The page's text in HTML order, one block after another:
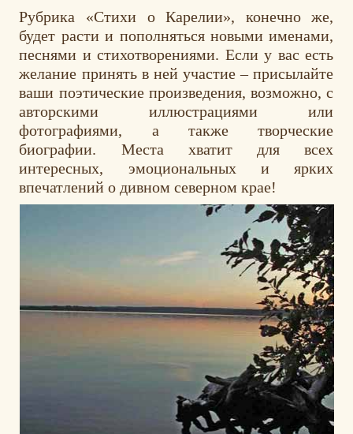
Рубрика «Стихи о Карелии», конечно же,
будет расти и пополняться новыми именами,
песнями и стихотворениями. Если у вас есть
желание принять в ней участие – присылайте
ваши поэтические произведения, возможно, с
авторскими иллюстрациями или
фотографиями, а также творческие
биографии. Места хватит для всех
интересных, эмоциональных и ярких
впечатлений о дивном северном крае!